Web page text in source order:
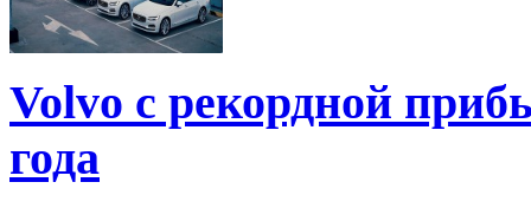
Volvo с рекордной
года